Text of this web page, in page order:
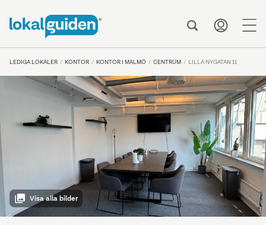
LEDIGA LOKALER KONTOR KONTOR I MALMÖ CENTRUM LILLA NYGATAN 11
Visa alla bilder